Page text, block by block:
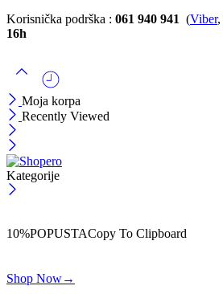
Korisnička podrška : 061 940 941 (Viber,
16h
Moja korpa
Recently Viewed
Kategorije
10%POPUSTACopy To Clipboard
Shop Now→